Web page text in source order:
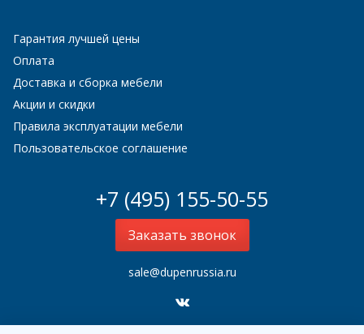
Гарантия лучшей цены
Оплата
Доставка и сборка мебели
Акции и скидки
Правила эксплуатации мебели
Пользовательское соглашение
+7 (495) 155-50-55
Заказать звонок
sale@dupenrussia.ru